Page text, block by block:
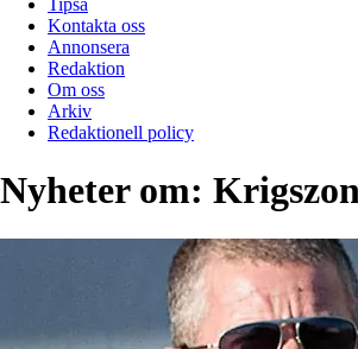
Kontakta oss
Annonsera
Redaktion
Om oss
Arkiv
Redaktionell policy
Nyheter om: Krigszon